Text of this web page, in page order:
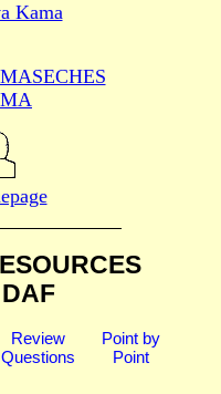
Kama
Review
Questions
Point by
Point